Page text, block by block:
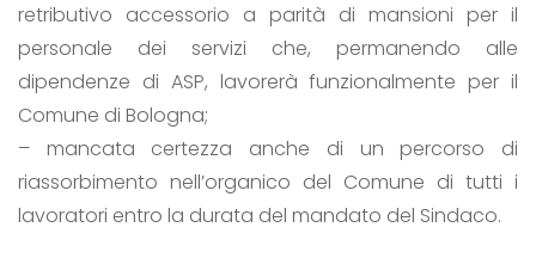
retributivo accessorio a parità di mansioni per il
personale dei servizi che, permanendo alle
dipendenze di ASP, lavorerà funzionalmente per il
Comune di Bologna;
– mancata certezza anche di un percorso di
riassorbimento nell’organico del Comune di tutti i
lavoratori entro la durata del mandato del Sindaco.